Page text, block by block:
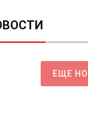
ЕЩЕ